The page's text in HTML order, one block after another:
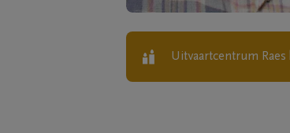
Uitvaartcentrum Raes